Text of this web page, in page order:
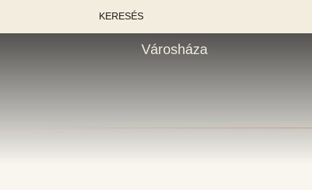
KERESÉS
Városháza